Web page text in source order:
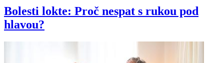
Bolesti lokte: Proč nespat s rukou pod
hlavou?